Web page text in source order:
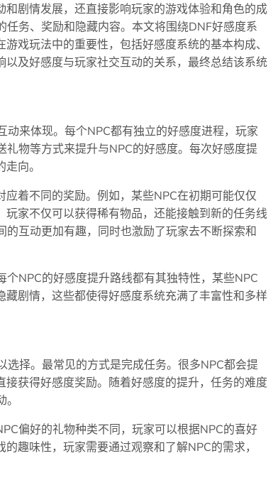
剧情发展，还直接影响玩家的游戏体验和角色的成
务、奖励和隐藏内容。本文将围绕DNF好感度系
戏玩法中的重要性，包括好感度系统的基本构成、
及好感度与玩家社交互动的关系，最终总结该系统
来体现。每个NPC都有独立的好感度进程，玩家
物等方式来提升与NPC的好感度。每次好感度提
向。
着不同的奖励。例如，某些NPC在初期可能仅仅
家不仅可以获得稀有物品，还能接触到新的任务线
互动更加有趣，同时也激励了玩家去不断探索和
NPC的好感度提升路线都有其独特性，某些NPC
剧情，这些都使得好感度系统充满了丰富性和多样
择。最常见的方式是完成任务。很多NPC都会提
获得好感度奖励。随着好感度的提升，任务的难度
偏好的礼物种类不同，玩家可以根据NPC的喜好
趣味性，玩家需要通过观察和了解NPC的需求，